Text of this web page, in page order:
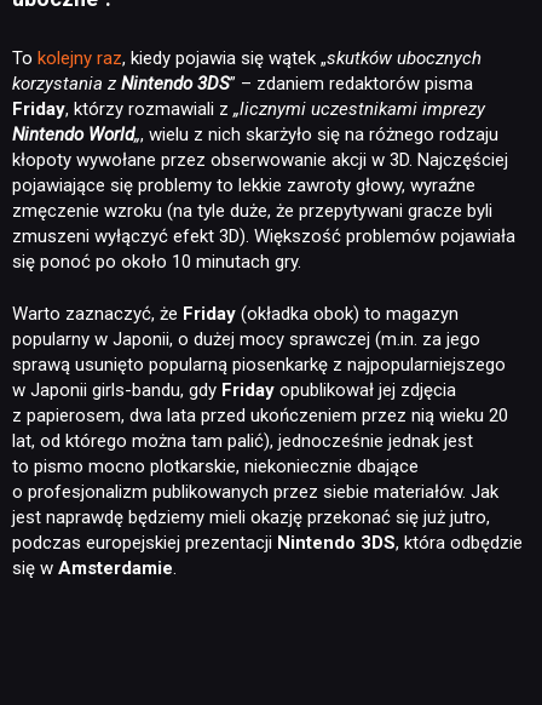
To kolejny raz, kiedy pojawia się wątek „skutków ubocznych
korzystania z Nintendo 3DS” – zdaniem redaktorów pisma
Friday, którzy rozmawiali z „licznymi uczestnikami imprezy
Nintendo World„, wielu z nich skarżyło się na różnego rodzaju
kłopoty wywołane przez obserwowanie akcji w 3D. Najczęściej
pojawiające się problemy to lekkie zawroty głowy, wyraźne
zmęczenie wzroku (na tyle duże, że przepytywani gracze byli
zmuszeni wyłączyć efekt 3D). Większość problemów pojawiała
się ponoć po około 10 minutach gry.
Warto zaznaczyć, że Friday (okładka obok) to magazyn
popularny w Japonii, o dużej mocy sprawczej (m.in. za jego
sprawą usunięto popularną piosenkarkę z najpopularniejszego
w Japonii girls-bandu, gdy Friday opublikował jej zdjęcia
z papierosem, dwa lata przed ukończeniem przez nią wieku 20
lat, od którego można tam palić), jednocześnie jednak jest
to pismo mocno plotkarskie, niekoniecznie dbające
o profesjonalizm publikowanych przez siebie materiałów. Jak
jest naprawdę będziemy mieli okazję przekonać się już jutro,
podczas europejskiej prezentacji Nintendo 3DS, która odbędzie
się w Amsterdamie.